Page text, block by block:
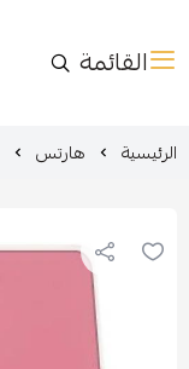
القائمة
الرئيسية هارتس